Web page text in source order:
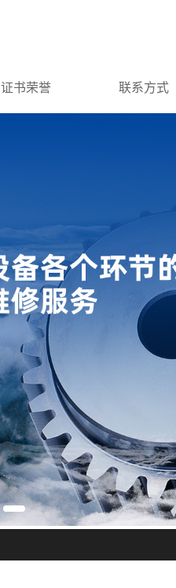
证书荣誉 联系方式